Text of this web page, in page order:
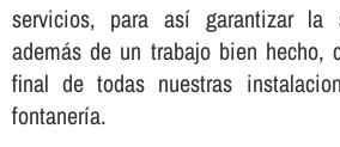
servicios, para así­ garantizar la
además de un trabajo bien hecho,
final de todas nuestras
fontanerí­a.